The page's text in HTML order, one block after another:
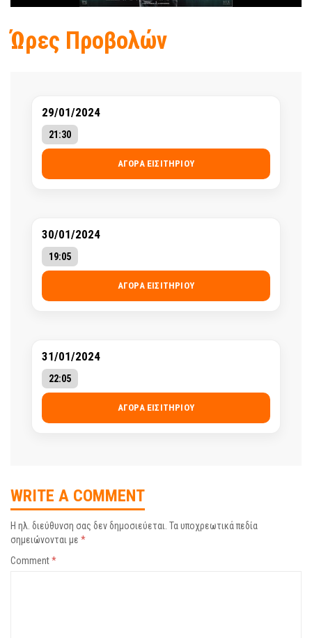
Ώρες Προβολών
29/01/2024
21:30
ΑΓΟΡΆ ΕΙΣΙΤΗΡΊΟΥ
30/01/2024
19:05
ΑΓΟΡΆ ΕΙΣΙΤΗΡΊΟΥ
31/01/2024
22:05
ΑΓΟΡΆ ΕΙΣΙΤΗΡΊΟΥ
WRITE A COMMENT
Η ηλ. διεύθυνση σας δεν δημοσιεύεται. Τα υποχρεωτικά πεδία
σημειώνονται με *
Comment*